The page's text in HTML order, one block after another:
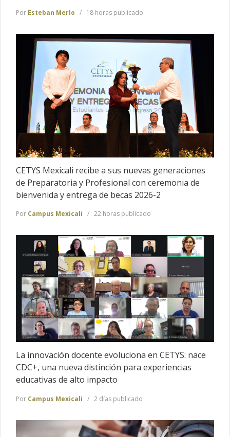
Por Esteban Merlo 18 horas publicado
CETYS Mexicali recibe a sus nuevas generaciones
de Preparatoria y Profesional con ceremonia de
bienvenida y entrega de becas 2026-2
Por Campus Mexicali 22 horas publicado
La innovación docente evoluciona en CETYS: nace
CDC+, una nueva distinción para experiencias
educativas de alto impacto
Por Campus Mexicali 2 días publicado